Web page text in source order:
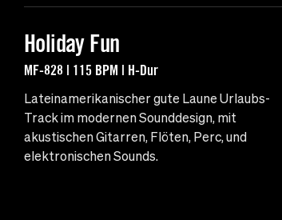
Holiday Fun
MF-828 | 115 BPM | H-Dur
Lateinamerikanischer gute Laune Urlaubs-
Track im modernen Sounddesign, mit
akustischen Gitarren, Flöten, Perc, und
elektronischen Sounds.